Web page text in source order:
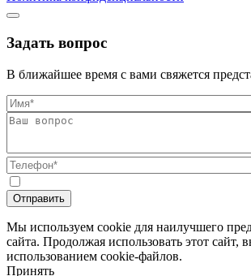
Задать вопрос
В ближайшее время с вами свяжется
Мы используем cookie для наилучшего
сайта. Продолжая использовать этот сайт,
использованием cookie-файлов.
Принять